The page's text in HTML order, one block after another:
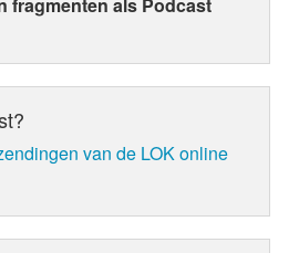
van de LOK online